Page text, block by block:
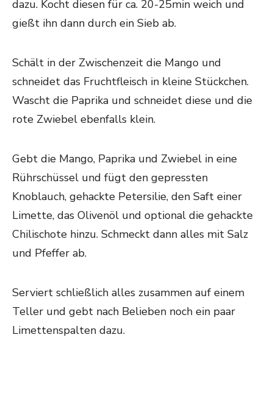
dazu. Kocht diesen für ca. 20-25min weich und
gießt ihn dann durch ein Sieb ab.
Schält in der Zwischenzeit die Mango und
schneidet das Fruchtfleisch in kleine Stückchen.
Wascht die Paprika und schneidet diese und die
rote Zwiebel ebenfalls klein.
Gebt die Mango, Paprika und Zwiebel in eine
Rührschüssel und fügt den gepressten
Knoblauch, gehackte Petersilie, den Saft einer
Limette, das Olivenöl und optional die gehackte
Chilischote hinzu. Schmeckt dann alles mit Salz
und Pfeffer ab.
Serviert schließlich alles zusammen auf einem
Teller und gebt nach Belieben noch ein paar
Limettenspalten dazu.